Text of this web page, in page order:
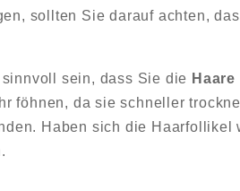
sollten Sie darauf achten,
sein, dass Sie die
föhnen, da sie schneller
Haben sich die Haarfollikel